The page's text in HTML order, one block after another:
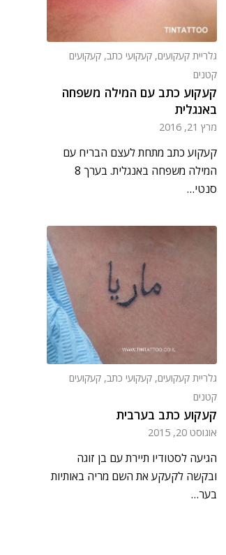
גלריית קעקועים, קעקועי כתב, קעקועים
קטנים
קעקוע כתב עם המילה משפחה
באנגלית
מרץ 21, 2016
קעקוע כתב מתחת לעצם הבריח עם
המילה משפחה באנגלית. בערך 8
סנטי…
גלריית קעקועים, קעקועי כתב, קעקועים
קטנים
קעקוע כתב בערבית
אוגוסט 20, 2015
הגיעה לסטודיו תיירת עם בן זוגה
ובקשה לקעקע את השם מריה באותיות
בער…